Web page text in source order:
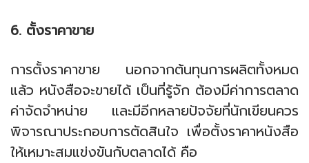
6. ตั้งราคาขาย
การตั้งราคาขาย นอกจากต้นทุนการผลิตทั้งหมด
แล้ว หนังสือจะขายได้ เป็นที่รู้จัก ต้องมีค่าการตลาด
ค่าจัดจำหน่าย และมีอีกหลายปัจจัยที่นักเขียนควร
พิจารณาประกอบการตัดสินใจ เพื่อตั้งราคาหนังสือ
ให้เหมาะสมแข่งขันกับตลาดได้ คือ